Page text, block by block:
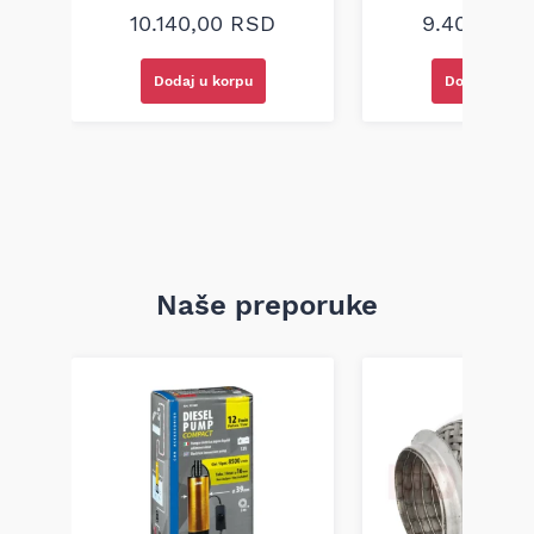
10.140,00 RSD
Dodaj u korpu
9.400,00
Dodaj u
Naše preporuke